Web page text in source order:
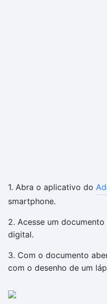
1. Abra o aplicativo do
smartphone.
2. Acesse um
digital.
3. Com o documento
com o desenho de um